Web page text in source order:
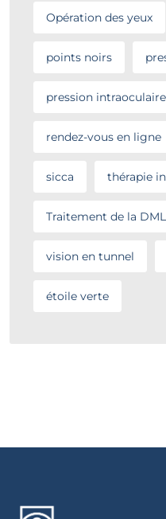
Opération des yeux
points noirs
pression intraoculaire
rendez-vous en ligne
sicca thérapie
Traitement de la
vision en tunnel
étoile verte